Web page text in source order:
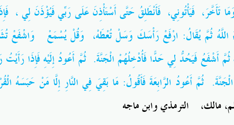
تَأَخَّرَ، فَيَأْتُونِي، فَأَنْطَلِقُ حَتَّى أَسْتَأْذِنَ عَلَى رَبِّي فَيُؤْذَنَ لِي ،
اللَّهُ ثُمَّ يُقَالُ: ارْفَعْ رَأْسَكَ وَسَلْ تُعْطَهْ، وَقُلْ يُسْمَعْ وَاشْفَعْ
ثُمَّ أَشْفَعُ فَيَحُدُّ لِي حَدًّا فَأُدْخِلُهُمْ الْجَنَّةَ. ثُمَّ أَعُودُ إِلَيْهِ فَإِذَا
ثُمَّ أَعُودُ الرَّابِعَةَ فَأَقُولُ: مَا بَقِيَ فِي النَّارِ إِلَّا مَنْ حَبَسَهُ
مالك، الترمذي وابن ماجه